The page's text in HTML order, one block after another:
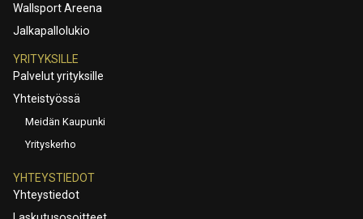
Wallsport Areena
Jalkapallolukio
YRITYKSILLE
Palvelut yrityksille
Yhteistyössä
Meidän Kaupunki
Yrityskerho
YHTEYSTIEDOT
Yhteystiedot